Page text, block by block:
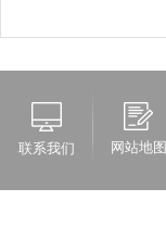
联系我们 网站地图